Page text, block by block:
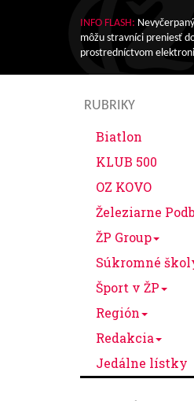
INFO FLASH:
môžu stravníci preniesť
prostredníctvom
RUBRIKY
Biatlon
KLUB 500
OZ KOVO
Železiarne
ŽP Group
Súkromné
Šport v ŽP
Región
Redakcia
Jedálne lístky